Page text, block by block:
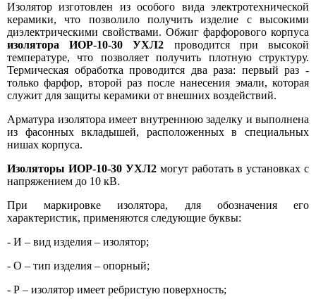
Изолятор изготовлен из особого вида электротехнической
керамики, что позволило получить изделие с высокими
диэлектрическими свойствами. Обжиг фарфорового корпуса
изолятора ИОР-10-30 УХЛ2 проводится при высокой
температуре, что позволяет получить плотную структуру.
Термическая обработка проводится два раза: первый раз -
только фарфор, второй раз после нанесения эмали, которая
служит для защиты керамики от внешних воздействий.
Арматура изолятора имеет внутреннюю заделку и выполнена
из фасонных вкладышей, расположенных в специальных
нишах корпуса.
Изоляторы ИОР-10-30 УХЛ2 могут работать в установках с
напряжением до 10 кВ.
При маркировке изолятора, для обозначения его
характеристик, применяются следующие буквы:
- И – вид изделия – изолятор;
- О – тип изделия – опорный;
- Р – изолятор имеет ребристую поверхность;